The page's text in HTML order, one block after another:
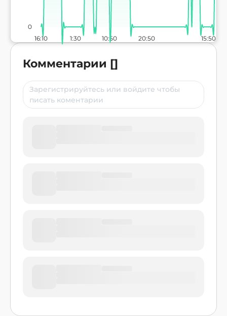
16:10 1:30 10:50 20:50 15:50
0
Комментарии []